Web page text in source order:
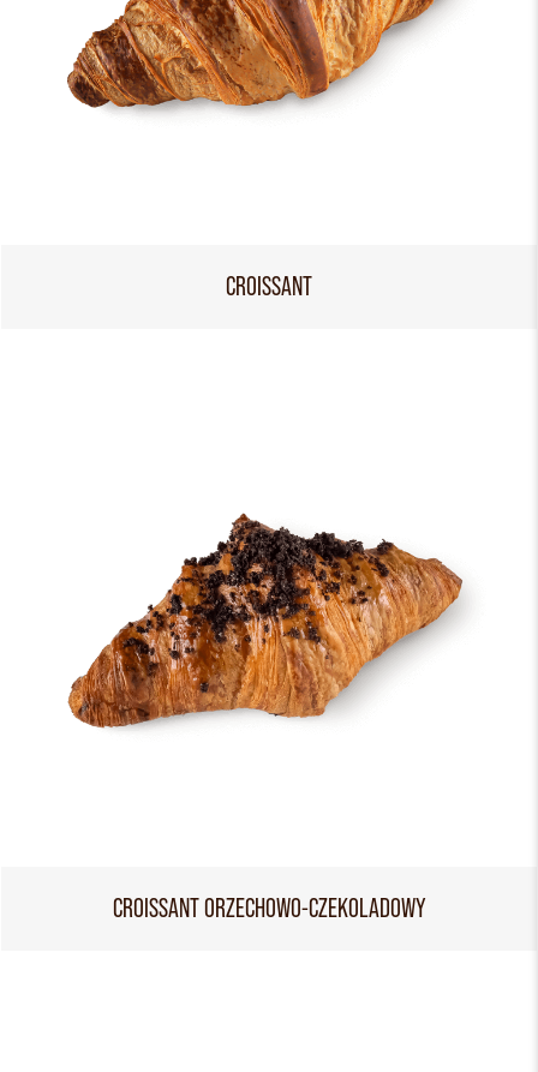
CROISSANT
CROISSANT ORZECHOWO-CZEKOLADOWY